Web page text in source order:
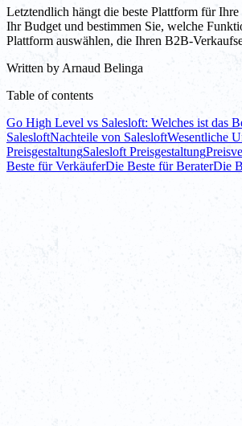
Letztendlich hängt die beste Plattform für
Ihr Budget und bestimmen Sie, welche
Plattform auswählen, die Ihren B2B-
Written byArnaud Belinga
Table of contents
Go High Level vs Salesloft: Welches ist das
SalesloftNachteile von SalesloftWesentliche
PreisgestaltungSalesloft Preisgestaltung
Beste für VerkäuferDie Beste für BeraterDie